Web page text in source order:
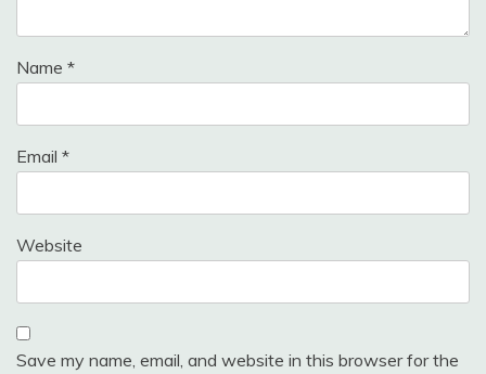
Name *
Email *
Website
Save my name, email, and website in this browser for the